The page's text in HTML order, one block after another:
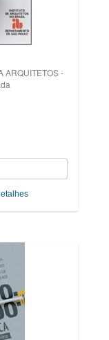
ARQUITETOS -